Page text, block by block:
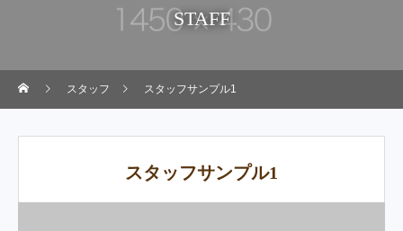
STAFF
スタッフ スタッフサンプル1
スタッフサンプル1